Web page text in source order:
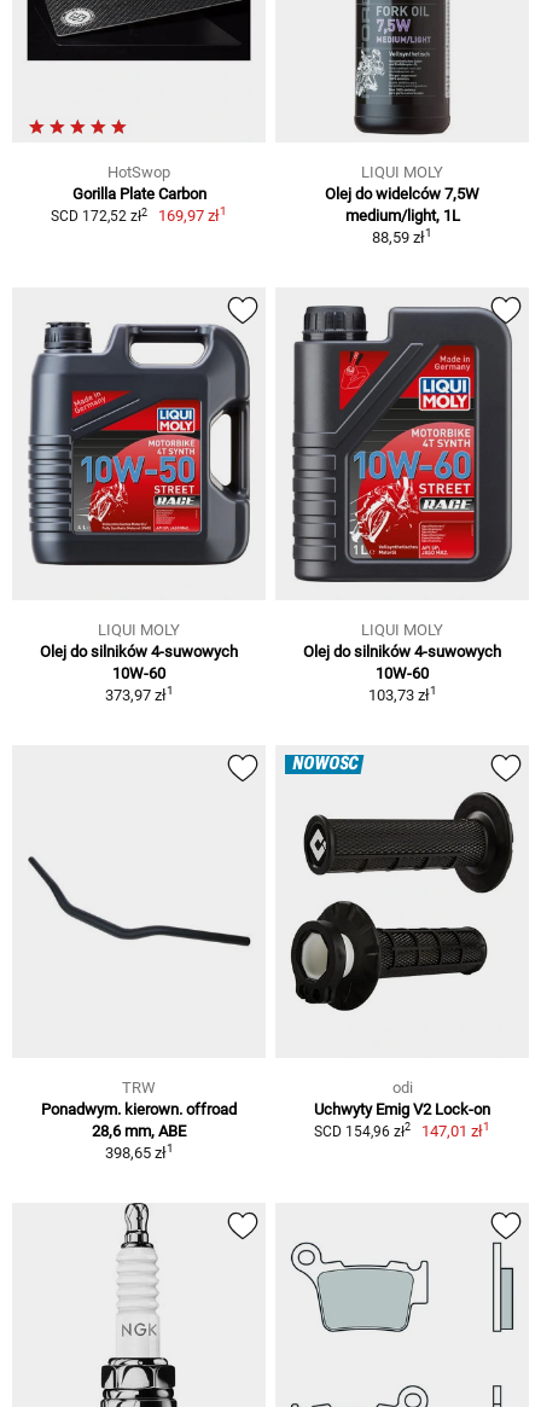
HotSwop
Gorilla Plate Carbon
SCD 172,52 zł2 169,97 zł1
LIQUI MOLY
Olej do widelców 7,5W
medium/light, 1L
88,59 zł1
LIQUI MOLY
Olej do silników 4-suwowych
10W-60
373,97 zł1
LIQUI MOLY
Olej do silników 4-suwowych
10W-60
103,73 zł1
TRW
Ponadwym. kierown. offroad
28,6 mm, ABE
398,65 zł1
NOWOŚĆ
odi
Uchwyty Emig V2 Lock-on
SCD 154,96 zł2 147,01 zł1